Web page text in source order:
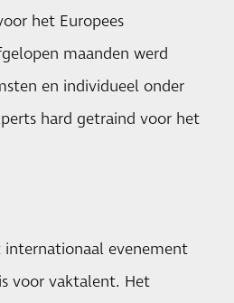
het Europees
maanden werd
en individueel onder
hard getraind voor het
internationaal evenement
voor vaktalent. Het